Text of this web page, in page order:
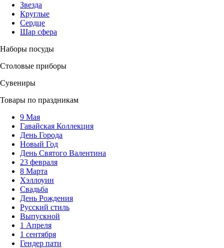
Звезда
Круглые
Сердце
Шар сфера
Наборы посуды
Столовые приборы
Сувениры
Товары по праздникам
9 Мая
Гавайская Коллекция
День Города
Новый Год
День Святого Валентина
23 февраля
8 Марта
Хэллоуин
Свадьба
День Рождения
Русский стиль
Выпускной
1 Апреля
1 сентября
Гендер пати